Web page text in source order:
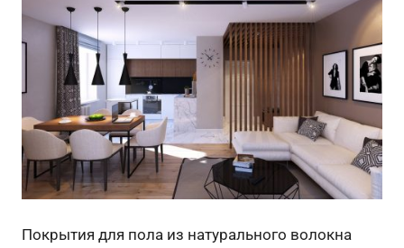
Покрытия для пола из натурального волокна